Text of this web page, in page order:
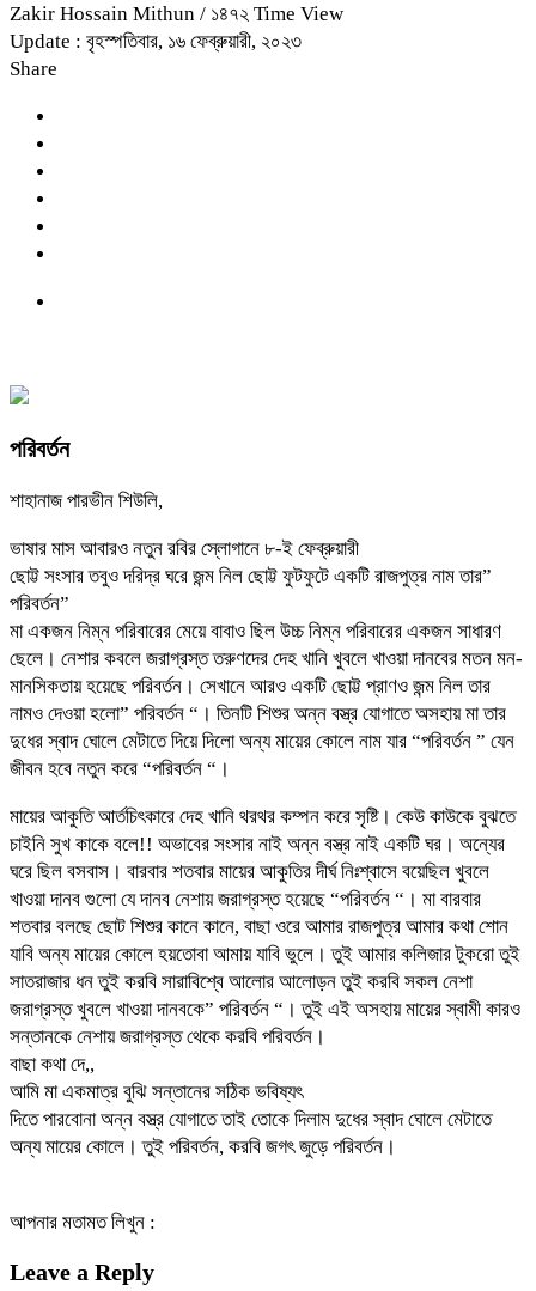
Zakir Hossain Mithun / ১৪৭২ Time View
Update : বৃহস্পতিবার, ১৬ ফেব্রুয়ারী, ২০২৩
Share
পরিবর্তন
শাহানাজ পারভীন শিউলি,
ভাষার মাস আবারও নতুন রবির স্লোগানে ৮-ই ফেব্রুয়ারী
ছোট্ট সংসার তবুও দরিদ্র ঘরে জন্ম নিল ছোট্ট ফুটফুটে একটি রাজপুত্র নাম তার”
পরিবর্তন”
মা একজন নিম্ন পরিবারের মেয়ে বাবাও ছিল উচ্চ নিম্ন পরিবারের একজন সাধারণ
ছেলে। নেশার কবলে জরাগ্রস্ত তরুণদের দেহ খানি খুবলে খাওয়া দানবের মতন মন-
মানসিকতায় হয়েছে পরিবর্তন। সেখানে আরও একটি ছোট্ট প্রাণও জন্ম নিল তার
নামও দেওয়া হলো” পরিবর্তন “। তিনটি শিশুর অন্ন বস্ত্র যোগাতে অসহায় মা তার
দুধের স্বাদ ঘোলে মেটাতে দিয়ে দিলো অন্য মায়ের কোলে নাম যার “পরিবর্তন ” যেন
জীবন হবে নতুন করে “পরিবর্তন “।
মায়ের আকুতি আর্তচিৎকারে দেহ খানি থরথর কম্পন করে সৃষ্টি। কেউ কাউকে বুঝতে
চাইনি সুখ কাকে বলে!! অভাবের সংসার নাই অন্ন বস্ত্র নাই একটি ঘর। অন্যের
ঘরে ছিল বসবাস। বারবার শতবার মায়ের আকুতির দীর্ঘ নিঃশ্বাসে বয়েছিল খুবলে
খাওয়া দানব গুলো যে দানব নেশায় জরাগ্রস্ত হয়েছে “পরিবর্তন “। মা বারবার
শতবার বলছে ছোট শিশুর কানে কানে, বাছা ওরে আমার রাজপুত্র আমার কথা শোন
যাবি অন্য মায়ের কোলে হয়তোবা আমায় যাবি ভুলে। তুই আমার কলিজার টুকরো তুই
সাতরাজার ধন তুই করবি সারাবিশ্বে আলোর আলোড়ন তুই করবি সকল নেশা
জরাগ্রস্ত খুবলে খাওয়া দানবকে” পরিবর্তন “। তুই এই অসহায় মায়ের স্বামী কারও
সন্তানকে নেশায় জরাগ্রস্ত থেকে করবি পরিবর্তন।
বাছা কথা দে,,
আমি মা একমাত্র বুঝি সন্তানের সঠিক ভবিষ্যৎ
দিতে পারবোনা অন্ন বস্ত্র যোগাতে তাই তোকে দিলাম দুধের স্বাদ ঘোলে মেটাতে
অন্য মায়ের কোলে। তুই পরিবর্তন, করবি জগৎ জুড়ে পরিবর্তন।
আপনার মতামত লিখুন :
Leave a Reply